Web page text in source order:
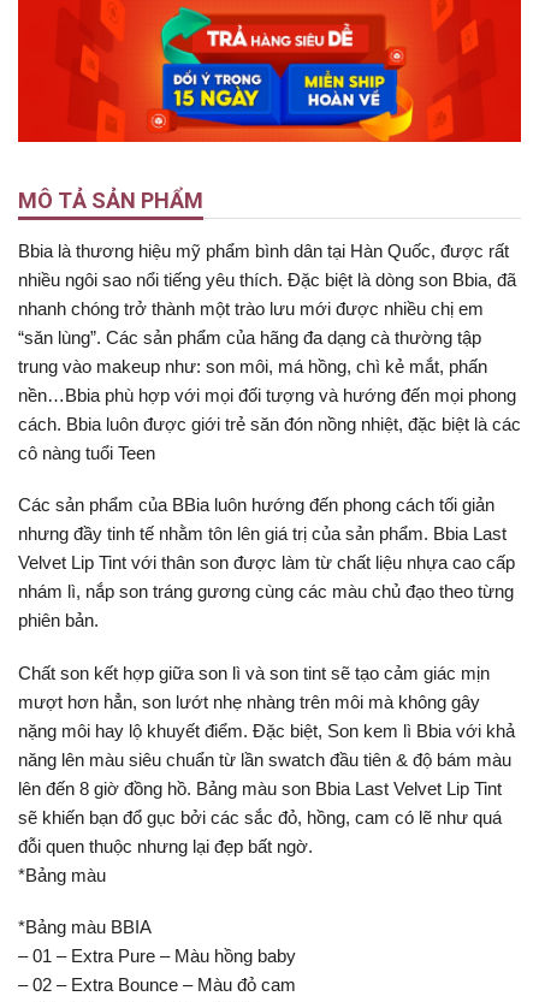
MÔ TẢ SẢN PHẨM
Bbia là thương hiệu mỹ phẩm bình dân tại Hàn Quốc, được rất
nhiều ngôi sao nổi tiếng yêu thích. Đặc biệt là dòng son Bbia, đã
nhanh chóng trở thành một trào lưu mới được nhiều chị em
“săn lùng”. Các sản phẩm của hãng đa dạng cà thường tập
trung vào makeup như: son môi, má hồng, chì kẻ mắt, phấn
nền…Bbia phù hợp với mọi đối tượng và hướng đến mọi phong
cách. Bbia luôn được giới trẻ săn đón nồng nhiệt, đặc biệt là các
cô nàng tuổi Teen
Các sản phẩm của BBia luôn hướng đến phong cách tối giản
nhưng đầy tinh tế nhằm tôn lên giá trị của sản phẩm. Bbia Last
Velvet Lip Tint với thân son được làm từ chất liệu nhựa cao cấp
nhám lì, nắp son tráng gương cùng các màu chủ đạo theo từng
phiên bản.
Chất son kết hợp giữa son lì và son tint sẽ tạo cảm giác mịn
mượt hơn hẳn, son lướt nhẹ nhàng trên môi mà không gây
nặng môi hay lộ khuyết điểm. Đặc biệt, Son kem lì Bbia với khả
năng lên màu siêu chuẩn từ lần swatch đầu tiên & độ bám màu
lên đến 8 giờ đồng hồ. Bảng màu son Bbia Last Velvet Lip Tint
sẽ khiến bạn đổ gục bởi các sắc đỏ, hồng, cam có lẽ như quá
đỗi quen thuộc nhưng lại đẹp bất ngờ.
*Bảng màu
*Bảng màu BBIA
– 01 – Extra Pure – Màu hồng baby
– 02 – Extra Bounce – Màu đỏ cam